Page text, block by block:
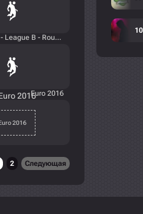
UEFA Nations League - League B - Round 6
Euro 2016
2 Следующая